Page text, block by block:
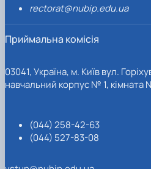
rectorat@nubip.edu.ua
Приймальна комісія
03041, Україна, м. Київ вул.
навчальний корпус № 1, кімната
(044) 258-42-63
(044) 527-83-08